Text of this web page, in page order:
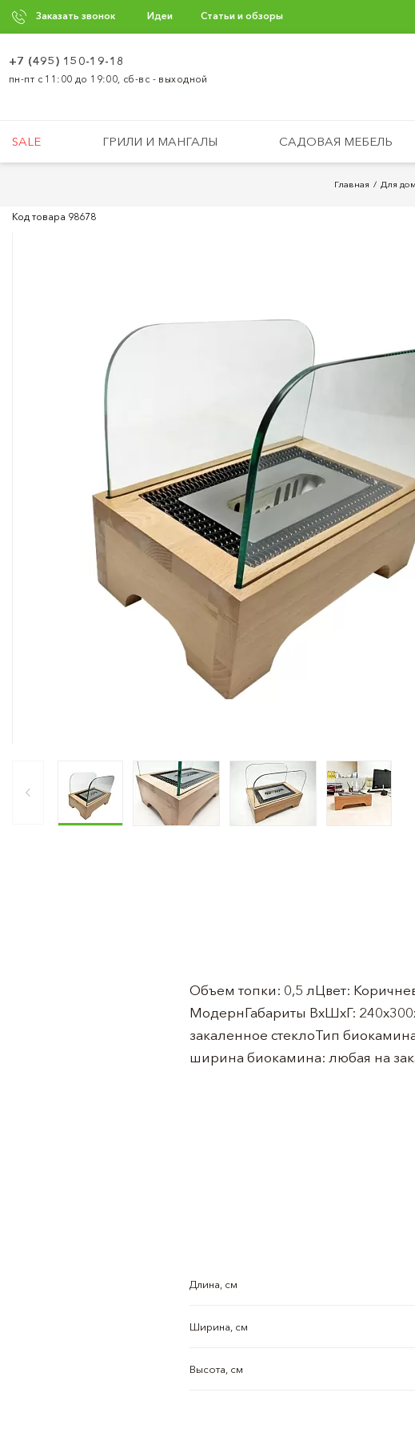
Заказать звонок Идеи Статьи и обзоры
+7 (495) 150-19-18
пн-пт с 11:00 до 19:00, сб-вс - выходной
SALE ГРИЛИ И МАНГАЛЫ САДОВАЯ МЕБЕЛЬ
Главная Для
Код товара 98678
Объем топки: 0,5 лЦвет:
МодернГабариты ВхШхГ:
закаленное стеклоТип
ширина биокамина: любая на
Длина, см
Ширина, см
Высота, см